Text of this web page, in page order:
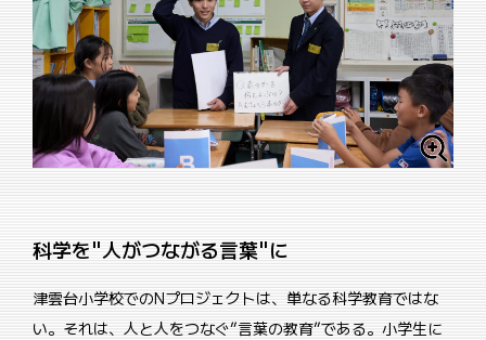
科学を"人がつながる言葉"に
津雲台小学校でのNプロジェクトは、単なる科学教育ではな
い。それは、人と人をつなぐ”言葉の教育”である。小学生に